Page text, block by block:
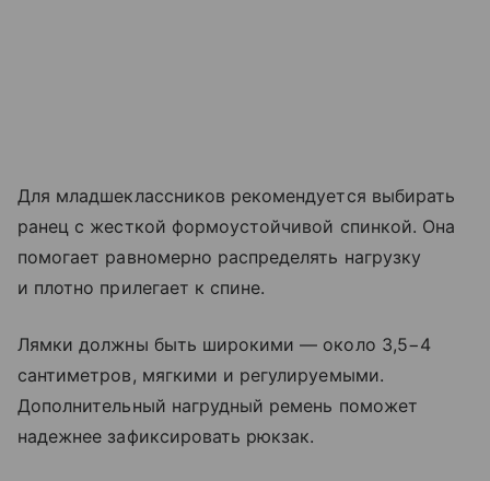
Для младшеклассников рекомендуется выбирать
ранец с жесткой формоустойчивой спинкой. Она
помогает равномерно распределять нагрузку
и плотно прилегает к спине.
Лямки должны быть широкими — около 3,5−4
сантиметров, мягкими и регулируемыми.
Дополнительный нагрудный ремень поможет
надежнее зафиксировать рюкзак.